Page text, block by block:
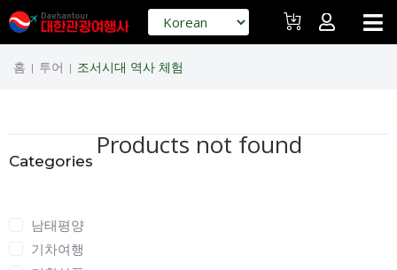
홈 | 투어 | 조서시대 역사 체험
Categories
남태평양
기차여행
Products not found